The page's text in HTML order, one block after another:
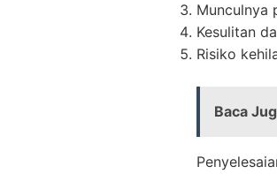
Munculnya
Kesulitan
Risiko
Baca